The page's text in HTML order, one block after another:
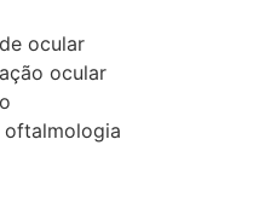
ocular
ocular
oftalmologia